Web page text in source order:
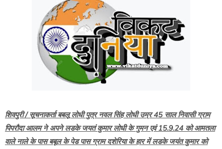
शिवपुरी / सूचनाकर्ता बबलू लोधी पुत्र नवल सिंह लोधी उम्र 45 साल निवासी ग्राम
पिपरौदा आलम ने अपने लडके जयतं कुमार लोधी के गुमन एवं 15.9.24 को आमतला
वाले नाले के पास बबूल के पेड पास ग्राम दशेरिया के हार में लडके जयंत कुमार को